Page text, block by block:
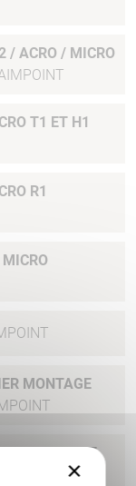
T1 ET H1
R1
MONTAGE
CLEF ET
×